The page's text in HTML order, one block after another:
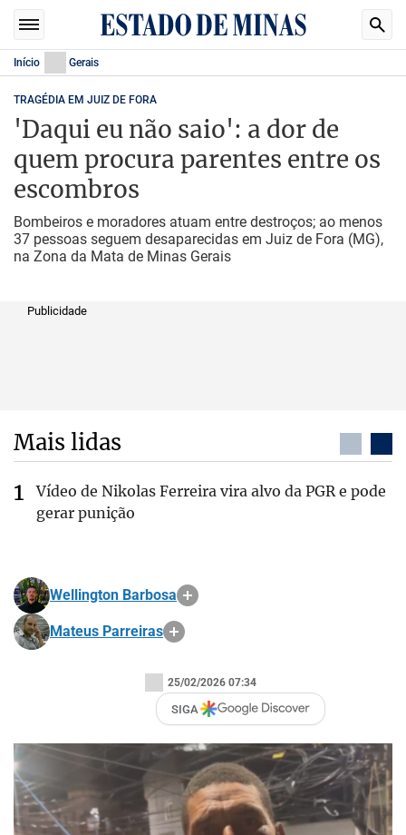
Início Gerais
TRAGÉDIA EM JUIZ DE FORA
'Daqui eu não saio': a dor de
quem procura parentes entre os
escombros
Bombeiros e moradores atuam entre destroços; ao menos
37 pessoas seguem desaparecidas em Juiz de Fora (MG),
na Zona da Mata de Minas Gerais
Publicidade
Mais lidas
Vídeo de Nikolas Ferreira vira alvo da PGR e pode
gerar punição
Wellington Barbosa
Mateus Parreiras
25/02/2026 07:34
SIGA